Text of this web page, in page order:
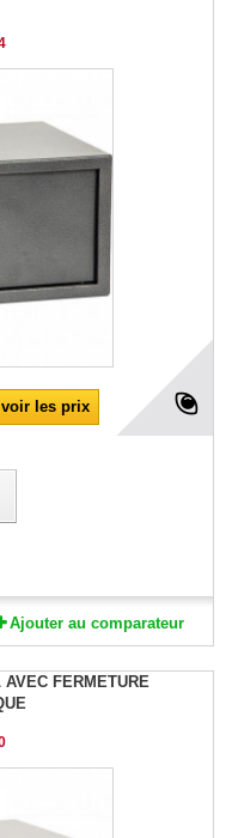
les prix
Ajouter au comparateur
FERMETURE